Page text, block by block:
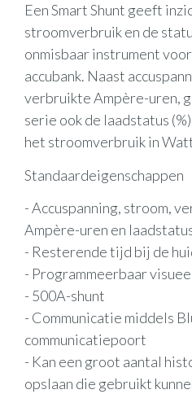
Een Smart Shunt geeft
stroomverbruik en de
onmisbaar instrument
accubank. Naast
verbruikte Ampère-uren,
serie ook de laadstatus
het stroomverbruik in
Standaardeigenschappen
- Accuspanning, stroom,
Ampère-uren en
- Resterende tijd bij de
- Programmeerbaar
- 500A-shunt
- Communicatie middels
communicatiepoort
- Kan een groot aantal
opslaan die gebruikt